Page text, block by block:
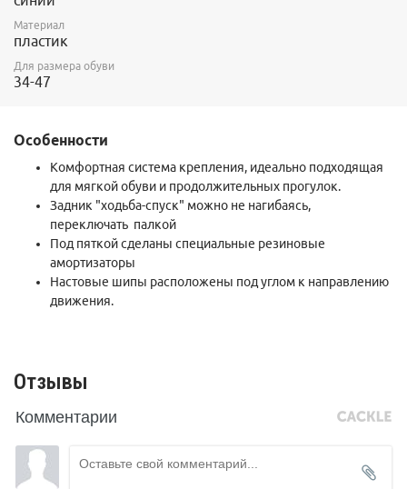
Материал
пластик
Для размера обуви
34-47
Особенности
Комфортная система крепления, идеально подходящая
для мягкой обуви и продолжительных прогулок.
Задник "ходьба-спуск" можно не нагибаясь,
переключать палкой
Под пяткой сделаны специальные резиновые
амортизаторы
Настовые шипы расположены под углом к направлению
движения.
Отзывы
Комментарии